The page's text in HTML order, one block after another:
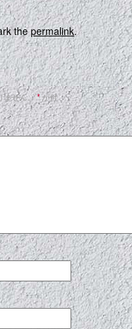
thepermalink.
ません。*が付